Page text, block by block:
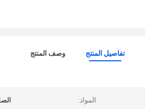
تفاصيل المنتج وصف المنتج
المواد: